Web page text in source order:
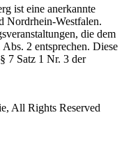
ist eine anerkannte
Nordrhein-Westfalen.
die dem
2 entsprechen. Diese
7 Satz 1 Nr. 3 der
All Rights Reserved